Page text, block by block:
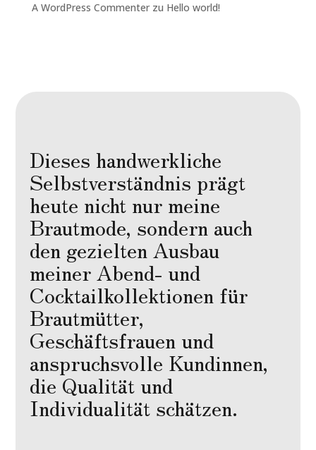
A WordPress Commenterzu Hello world!
Dieses handwerkliche
Selbstverständnis prägt
heute nicht nur meine
Brautmode, sondern auch
den gezielten Ausbau
meiner Abend- und
Cocktailkollektionen für
Brautmütter,
Geschäftsfrauen und
anspruchsvolle Kundinnen,
die Qualität und
Individualität schätzen.